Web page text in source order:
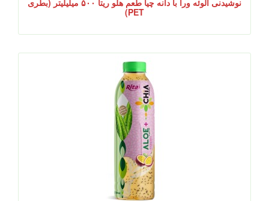
نوشیدنی آلوئه ورا با دانه چیا طعم هلو ریتا ۵۰۰ میلیلیتر (بطری
PET)